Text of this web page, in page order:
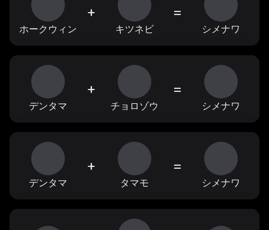
ホークウィン
+
キツネビ
=
シメナワ
デンタマ
+
チョロゾウ
=
シメナワ
デンタマ
+
タマモ
=
シメナワ